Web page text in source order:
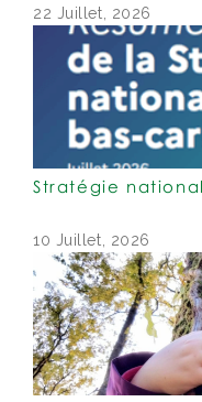
22 Juillet, 2026
Stratégie
10 Juillet, 2026